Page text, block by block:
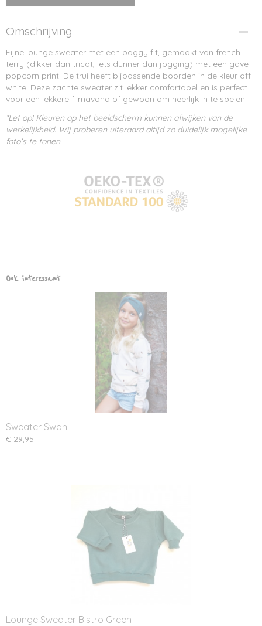
Omschrijving
Fijne lounge sweater met een baggy fit, gemaakt van french
terry (dikker dan tricot, iets dunner dan jogging) met een gave
popcorn print. De trui heeft bijpassende boorden in de kleur off-
white. Deze zachte sweater zit lekker comfortabel en is perfect
voor een lekkere filmavond of gewoon om heerlijk in te spelen!
*Let op! Kleuren op het beeldscherm kunnen afwijken van de
werkelijkheid. Wij proberen uiteraard altijd zo duidelijk mogelijke
foto's te tonen.
Ook interessant
Sweater Swan
€ 29,95
Lounge Sweater Bistro Green